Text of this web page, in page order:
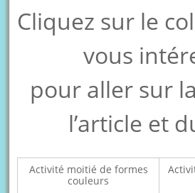
Cliquez sur le
vous
pour aller sur
l’article et
Activité moitié de formes
couleurs